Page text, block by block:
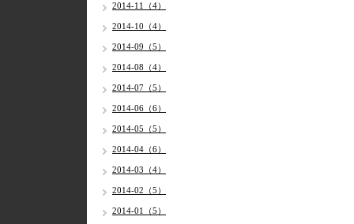
2014-11（4）
2014-10（4）
2014-09（5）
2014-08（4）
2014-07（5）
2014-06（6）
2014-05（5）
2014-04（6）
2014-03（4）
2014-02（5）
2014-01（5）